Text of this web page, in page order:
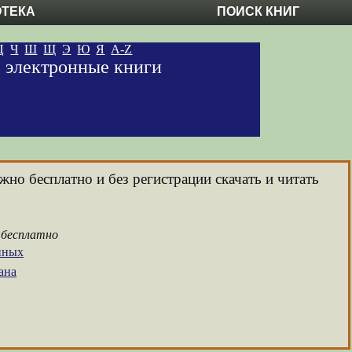
ПОИСК КНИГ
Ч Ш Щ Э Ю Я A-Z
электронные книги
бесплатно и без регистрации скачать и читать